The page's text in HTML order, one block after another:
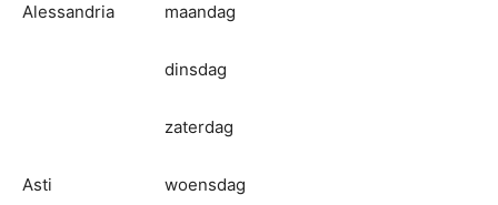
Alessandria maandag
dinsdag
zaterdag
Asti woensdag